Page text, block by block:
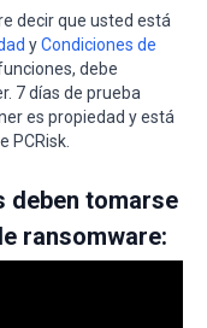
decir que usted está
yCondiciones de
debe
7 días de prueba
es propiedad y está
PCRisk.
deben tomarse
ransomware: